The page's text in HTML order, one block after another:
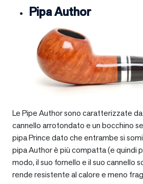
Pipa Author
Le Pipe Author sono caratterizzate
cannello arrotondato e un bocchino
pipa Prince dato che entrambe si
pipa Author è più compatta (e quindi
modo, il suo fornello e il suo cannello
rende resistente al calore e meno